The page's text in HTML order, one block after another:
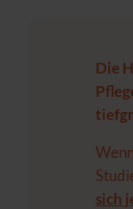
Die
sich